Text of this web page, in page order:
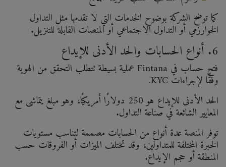
كما توضح الشركة بوضوح الخدمات التي لا تقدمها مثل التداول
الخوارزمي أو التداول الاجتماعي أو المنصات القابلة للتنزيل.
6. أنواع الحسابات والحد الأدنى للإيداع
فتح حساب في Fintana عملية بسيطة تتطلب التحقق من الهوية
وفقًا لإجراءات KYC.
الحد الأدنى للإيداع هو 250 دولارًا أمريكيًا، وهو مبلغ يتماشى مع
المعايير الشائعة في صناعة التداول.
توفر المنصة عدة أنواع من الحسابات مصممة لتناسب مستويات
الخبرة المختلفة للمتداولين، وقد تختلف الميزات أو الفروقات حسب
المنطقة أو حجم الإيداع.